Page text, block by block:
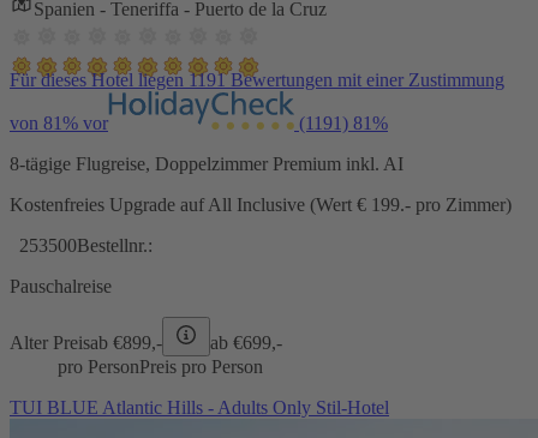
Spanien - Teneriffa - Puerto de la Cruz
Für dieses Hotel liegen 1191 Bewertungen mit einer Zustimmung
von 81% vor (1191) 81%
8-tägige Flugreise, Doppelzimmer Premium inkl. AI
Kostenfreies Upgrade auf All Inclusive (Wert € 199.- pro Zimmer)
253500Bestellnr.:
Pauschalreise
Alter Preisab €899,- ab €699,-
pro PersonPreis pro Person
TUI BLUE Atlantic Hills - Adults Only Stil-Hotel